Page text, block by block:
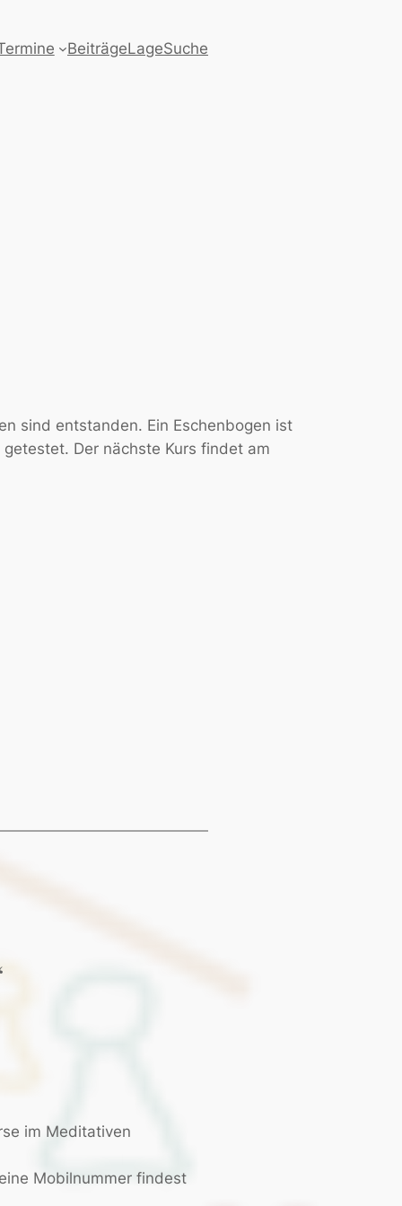
BeiträgeLageSuche
sind entstanden. Ein Eschenbogen ist
Der nächste Kurs findet am
im Meditativen
Mobilnummer findest